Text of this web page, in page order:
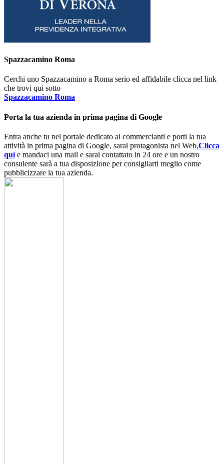
Spazzacamino Roma
Cerchi uno Spazzacamino a Roma serio ed affidabile clicca nel link
che trovi qui sotto
Spazzacamino Roma
Porta la tua azienda in prima pagina di Google
Entra anche tu nel portale dedicato ai commercianti e porti la tua
attività in prima pagina di Google, sarai protagonista nel Web,Clicca
quì e mandaci una mail e sarai contattato in 24 ore e un nostro
consulente sarà a tua disposizione per consigliarti meglio come
pubblicizzare la tua azienda.